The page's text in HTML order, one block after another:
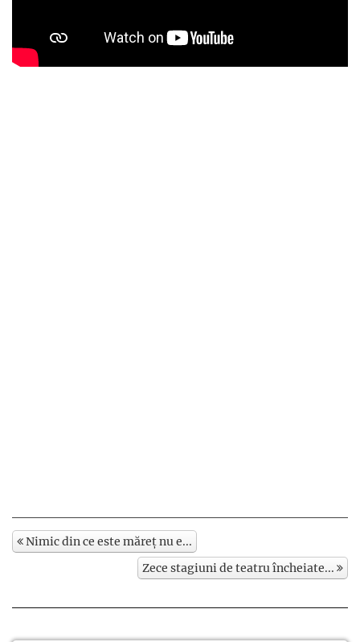
Nimic din ce este măreț nu e...
Zece stagiuni de teatru încheiate...